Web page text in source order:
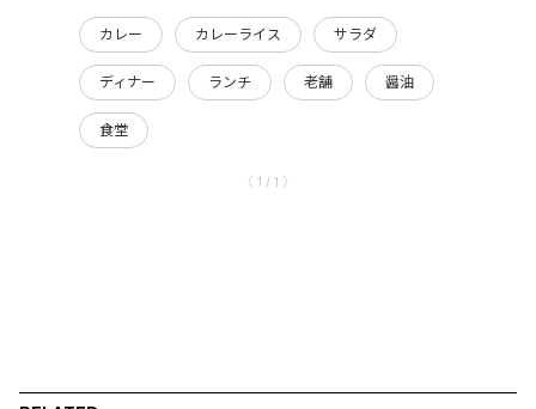
カレー カレーライス サラダ
ディナー ランチ 老舗 醤油
食堂
〈 1 / 1 〉